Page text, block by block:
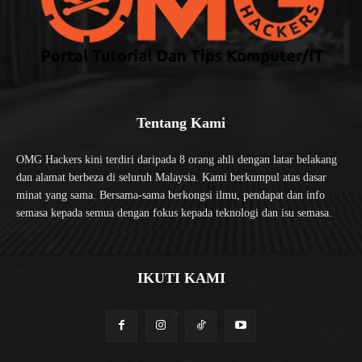
Tentang Kami
OMG Hackers kini terdiri daripada 8 orang ahli dengan latar belakang
dan alamat berbeza di seluruh Malaysia. Kami berkumpul atas dasar
minat yang sama. Bersama-sama berkongsi ilmu, pendapat dan info
semasa kepada semua dengan fokus kepada teknologi dan isu semasa.
IKUTI KAMI